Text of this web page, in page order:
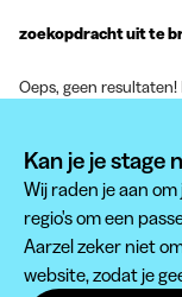
zoekopdracht uit te
Oeps, geen
Kan je je stage
Wij raden je aan
regio's om een
Aarzel zeker niet
website, zodat je